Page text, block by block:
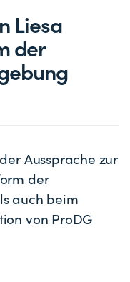
Liesa
der
Aussprache zur
der
auch beim
von ProDG